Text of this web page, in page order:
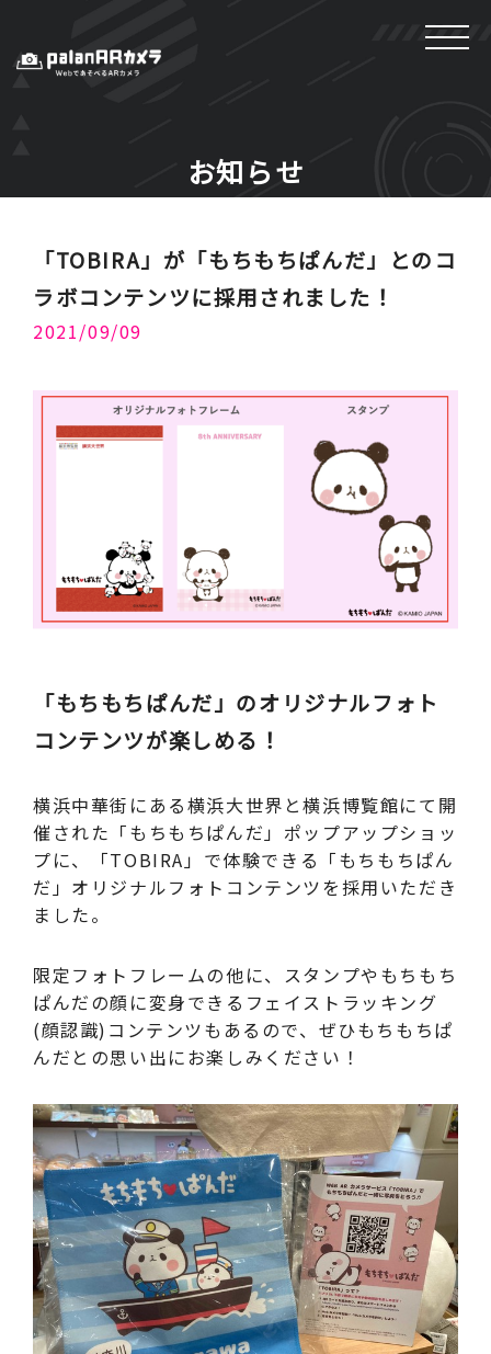
お知らせ
「TOBIRA」が「もちもちぱんだ」とのコ
ラボコンテンツに採用されました！
2021/09/09
「もちもちぱんだ」のオリジナルフォト
コンテンツが楽しめる！
横浜中華街にある横浜大世界と横浜博覧館にて開
催された「もちもちぱんだ」ポップアップショッ
プに、「TOBIRA」で体験できる「もちもちぱん
だ」オリジナルフォトコンテンツを採用いただき
ました。
限定フォトフレームの他に、スタンプやもちもち
ぱんだの顔に変身できるフェイストラッキング
(顔認識)コンテンツもあるので、ぜひもちもちぱ
んだとの思い出にお楽しみください！